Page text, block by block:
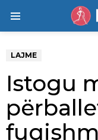
LAJME
Istogu